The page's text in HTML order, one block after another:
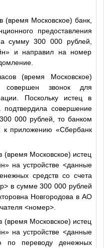
(время Московское) банк,
предоставления
сумму 300 000 рублей,
и направил на номер
(время Московское)
звонок для
Поскольку истец в
подтвердила совершение
000 рублей, то банком
к приложению «Сбербанк
(время Московское) истец
на устройстве <данные
средств со счета
в сумме 300 000 рублей
Новгородова в АО
<номер>.
(время Московское) истец
на устройстве <данные
переводу денежных